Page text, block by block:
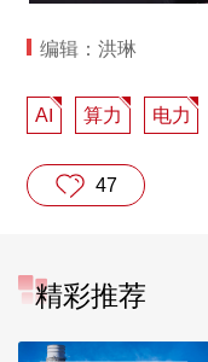
编辑：洪琳
AI 算力 电力
47
精彩推荐